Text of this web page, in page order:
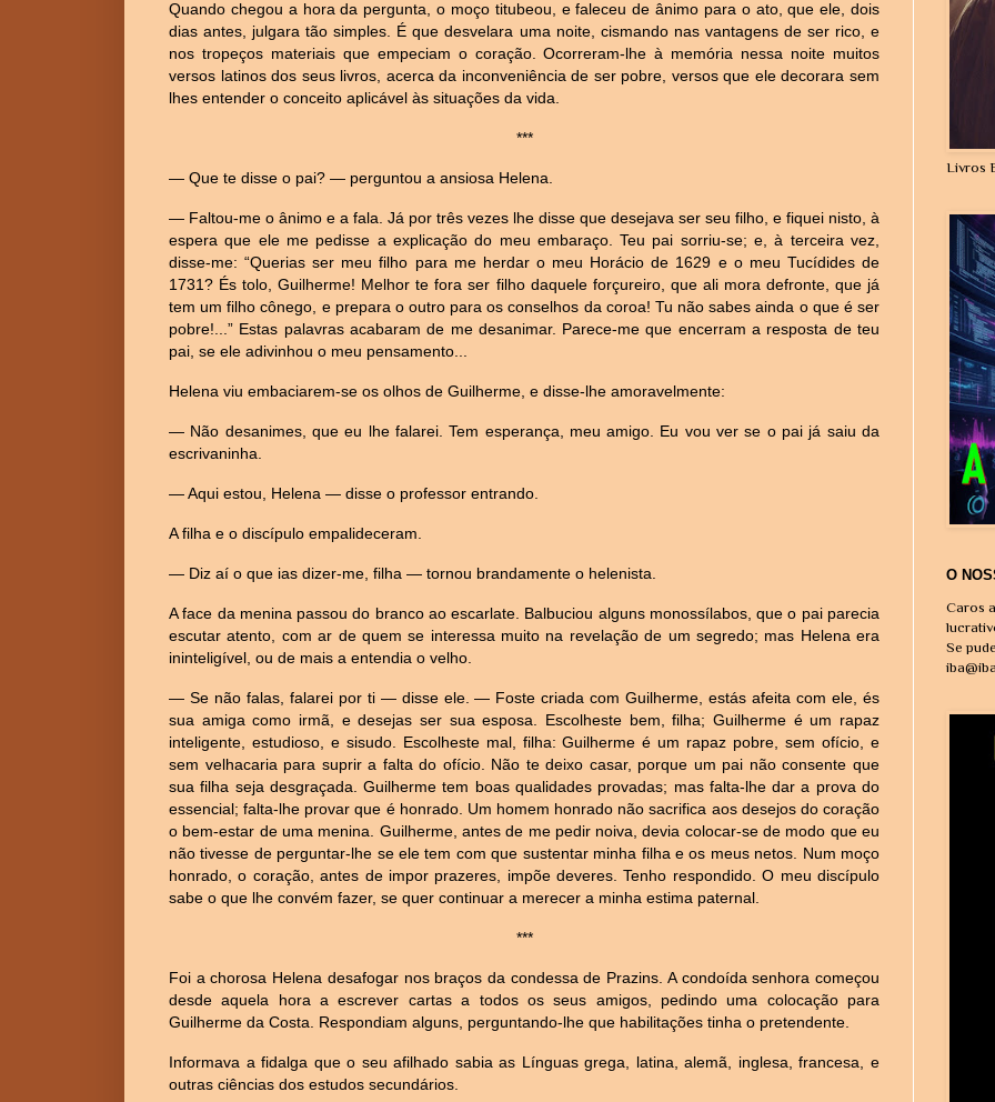
Quando chegou a hora da pergunta, o moço titubeou, e faleceu de ânimo para o ato, que ele, dois
dias antes, julgara tão simples. É que desvelara uma noite, cismando nas vantagens de ser rico, e
nos tropeços materiais que empeciam o coração. Ocorreram-lhe à memória nessa noite muitos
versos latinos dos seus livros, acerca da inconveniência de ser pobre, versos que ele decorara sem
lhes entender o conceito aplicável às situações da vida.
***
— Que te disse o pai? — perguntou a ansiosa Helena.
— Faltou-me o ânimo e a fala. Já por três vezes lhe disse que desejava ser seu filho, e fiquei nisto, à
espera que ele me pedisse a explicação do meu embaraço. Teu pai sorriu-se; e, à terceira vez,
disse-me: “Querias ser meu filho para me herdar o meu Horácio de 1629 e o meu Tucídides de
1731? És tolo, Guilherme! Melhor te fora ser filho daquele forçureiro, que ali mora defronte, que já
tem um filho cônego, e prepara o outro para os conselhos da coroa! Tu não sabes ainda o que é ser
pobre!...” Estas palavras acabaram de me desanimar. Parece-me que encerram a resposta de teu
pai, se ele adivinhou o meu pensamento...
Helena viu embaciarem-se os olhos de Guilherme, e disse-lhe amoravelmente:
— Não desanimes, que eu lhe falarei. Tem esperança, meu amigo. Eu vou ver se o pai já saiu da
escrivaninha.
— Aqui estou, Helena — disse o professor entrando.
A filha e o discípulo empalideceram.
— Diz aí o que ias dizer-me, filha — tornou brandamente o helenista.
A face da menina passou do branco ao escarlate. Balbuciou alguns monossílabos, que o pai parecia
escutar atento, com ar de quem se interessa muito na revelação de um segredo; mas Helena era
ininteligível, ou de mais a entendia o velho.
— Se não falas, falarei por ti — disse ele. — Foste criada com Guilherme, estás afeita com ele, és
sua amiga como irmã, e desejas ser sua esposa. Escolheste bem, filha; Guilherme é um rapaz
inteligente, estudioso, e sisudo. Escolheste mal, filha: Guilherme é um rapaz pobre, sem ofício, e
sem velhacaria para suprir a falta do ofício. Não te deixo casar, porque um pai não consente que
sua filha seja desgraçada. Guilherme tem boas qualidades provadas; mas falta-lhe dar a prova do
essencial; falta-lhe provar que é honrado. Um homem honrado não sacrifica aos desejos do coração
o bem-estar de uma menina. Guilherme, antes de me pedir noiva, devia colocar-se de modo que eu
não tivesse de perguntar-lhe se ele tem com que sustentar minha filha e os meus netos. Num moço
honrado, o coração, antes de impor prazeres, impõe deveres. Tenho respondido. O meu discípulo
sabe o que lhe convém fazer, se quer continuar a merecer a minha estima paternal.
***
Foi a chorosa Helena desafogar nos braços da condessa de Prazins. A condoída senhora começou
desde aquela hora a escrever cartas a todos os seus amigos, pedindo uma colocação para
Guilherme da Costa. Respondiam alguns, perguntando-lhe que habilitações tinha o pretendente.
Informava a fidalga que o seu afilhado sabia as Línguas grega, latina, alemã, inglesa, francesa, e
outras ciências dos estudos secundários.
Livros
O
Caros
Se